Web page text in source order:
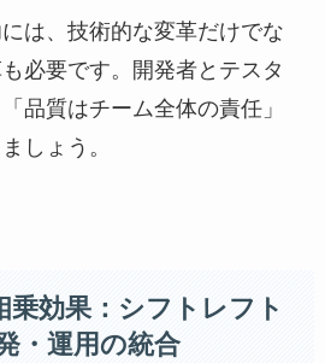
は、技術的な変革だけでな
必要です。開発者とテスタ
品質はチーム全体の責任」
しょう。
乗効果：シフトレフト
・運用の統合